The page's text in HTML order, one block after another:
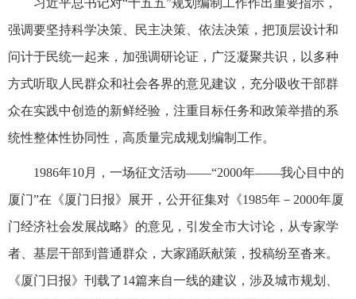
强调要坚持科学决策、民主决策、依法决策，把顶层设计和
问计于民统一起来，加强调研论证，广泛凝聚共识，以多种
方式听取人民群众和社会各界的意见建议，充分吸收干部群
众在实践中创造的新鲜经验，注重目标任务和政策举措的系
统性整体性协同性，高质量完成规划编制工作。
1986年10月，一场征文活动——“2000年——我心目中的
厦门”在《厦门日报》展开，公开征集对《1985年－2000年厦
门经济社会发展战略》的意见，引发全市大讨论，从专家学
者、基层干部到普通群众，大家踊跃献策，投稿纷至沓来。
《厦门日报》刊载了14篇来自一线的建议，涉及城市规划、